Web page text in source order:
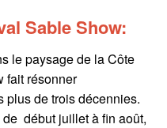
Sable Show:
le paysage de la Côte
fait résonner
plus de trois décennies.
début juillet à fin août,